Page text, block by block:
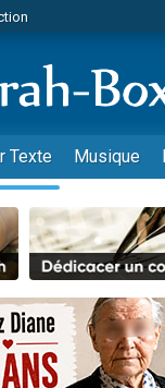
80 ans, dans un
Rivka, 6 enfants,
de Vacances Pour
Texte Musique